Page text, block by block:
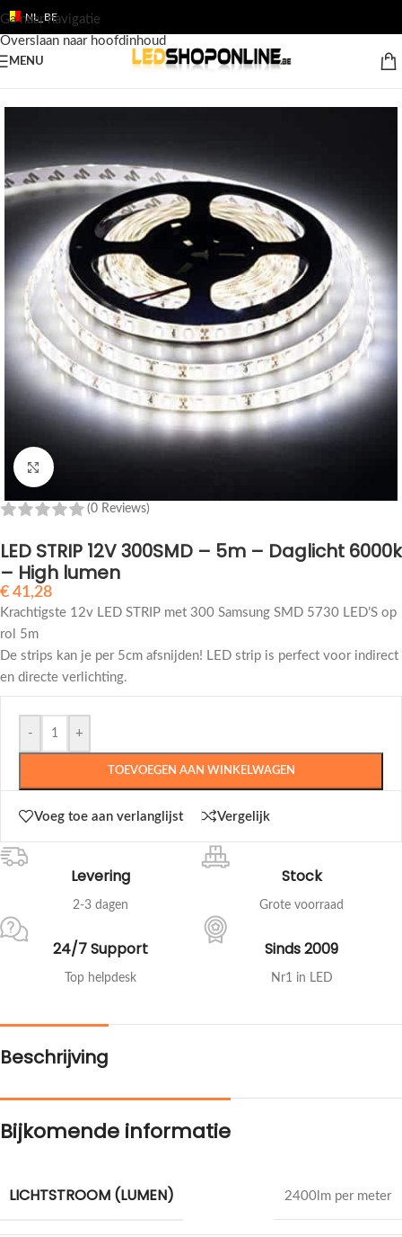
Ga naar navigatie
Overslaan naar hoofdinhoud
NL_BE
MENU
Home/ Producten/LED STRIPS /LED Strips 12v
Klik om te vergroten
(0 Reviews)
LED STRIP 12V 300SMD – 5m – Daglicht 6000k
– High lumen
€ 41,28
Krachtigste 12v LED STRIP met 300 Samsung SMD 5730 LED’S op
rol 5m
De strips kan je per 5cm afsnijden! LED strip is perfect voor indirect
en directe verlichting.
- +
TOEVOEGEN AAN WINKELWAGEN
Voeg toe aan verlanglijst Vergelijk
Levering
2-3 dagen
Stock
Grote voorraad
24/7 Support
Top helpdesk
Sinds 2009
Nr1 in LED
Beschrijving
Bijkomende informatie
LICHTSTROOM (LUMEN) 2400lm per meter